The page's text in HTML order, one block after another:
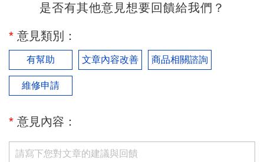
是否有其他意見想要回饋給我們？
* 意見類別：
有幫助 文章內容改善 商品相關諮詢
維修申請
* 意見內容：